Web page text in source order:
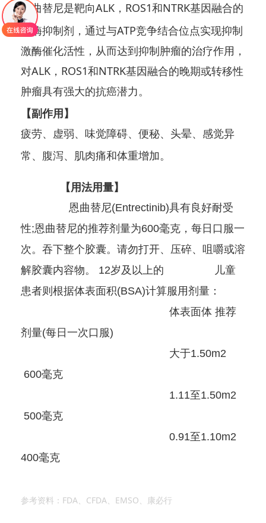
恩曲替尼是靶向ALK，ROS1和NTRK基因融合的
激酶抑制剂，通过与ATP竞争结合位点实现抑制
激酶催化活性，从而达到抑制肿瘤的治疗作用，
对ALK，ROS1和NTRK基因融合的晚期或转移性
肿瘤具有强大的抗癌潜力。
【副作用】
疲劳、虚弱、味觉障碍、便秘、头晕、感觉异
常、腹泻、肌肉痛和体重增加。
【用法用量】
恩曲替尼(Entrectinib)具有良好耐受
性;恩曲替尼的推荐剂量为600毫克，每日口服一
次。吞下整个胶囊。请勿打开、压碎、咀嚼或溶
解胶囊内容物。 12岁及以上的 儿童
患者则根据体表面积(BSA)计算服用剂量：
体表面体 推荐
剂量(每日一次口服)
大于1.50m2
600毫克
1.11至1.50m2
500毫克
0.91至1.10m2
400毫克
参考资料：FDA、CFDA、EMSO、康必行